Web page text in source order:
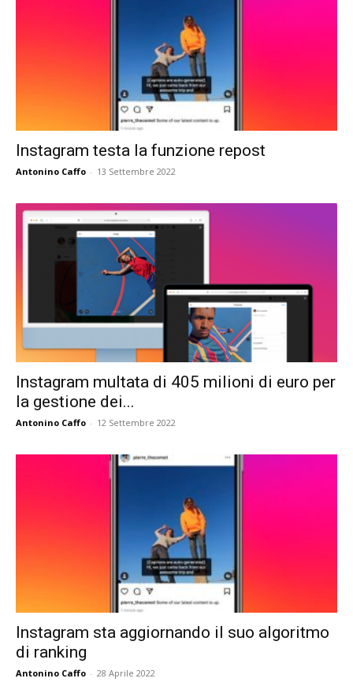
Instagram testa la funzione repost
Antonino Caffo - 13 Settembre 2022
Instagram multata di 405 milioni di euro per
la gestione dei...
Antonino Caffo - 12 Settembre 2022
Instagram sta aggiornando il suo algoritmo
di ranking
Antonino Caffo - 28 Aprile 2022